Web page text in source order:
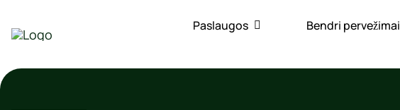
content
Paslaugos Bendri pervežimai